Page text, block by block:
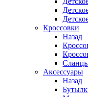
Кроссовки
Назад
Аксессуары
Назад